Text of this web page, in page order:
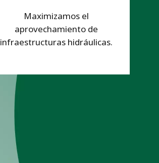
Maximizamos el
aprovechamiento de
infraestructuras hidráulicas.